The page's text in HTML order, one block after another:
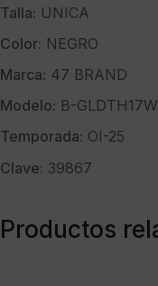
Talla: UNICA
Color: NEGRO
Marca: 47 BRAND
Modelo: B-
Temporada: OI-25
Clave: 39867
Productos